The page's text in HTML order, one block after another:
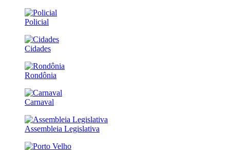
Policial
Cidades
Rondônia
Carnaval
Assembleia Legislativa